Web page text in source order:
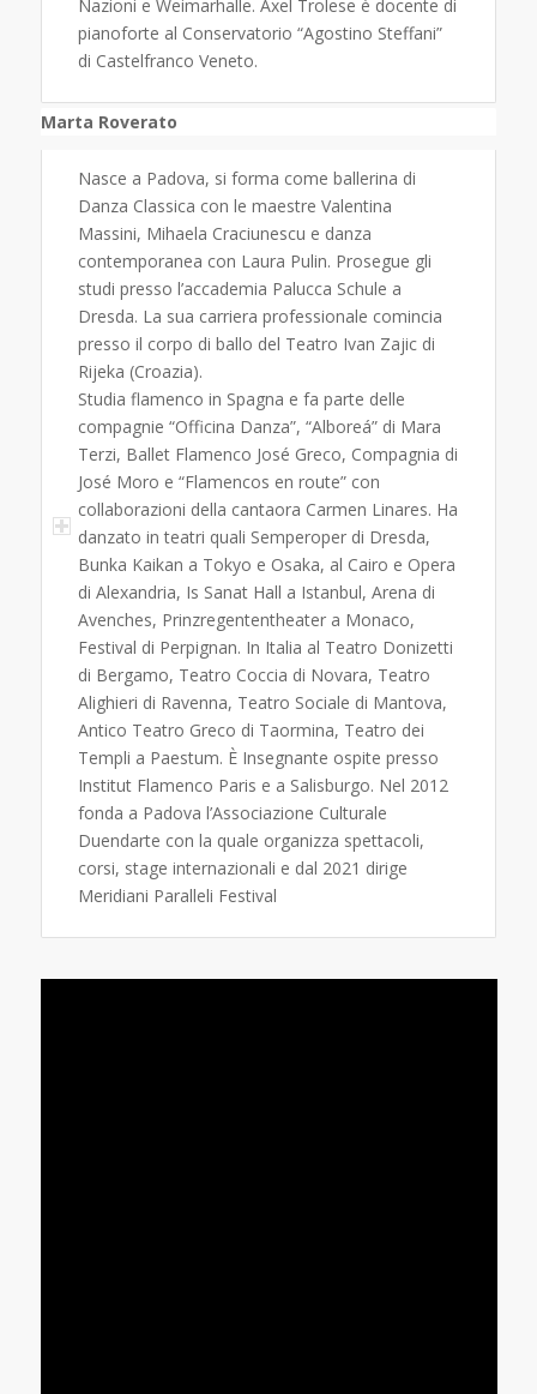
Nazioni e Weimarhalle. Axel Trolese è docente di
pianoforte al Conservatorio “Agostino Steffani”
di Castelfranco Veneto.
Marta Roverato
Nasce a Padova, si forma come ballerina di
Danza Classica con le maestre Valentina
Massini, Mihaela Craciunescu e danza
contemporanea con Laura Pulin. Prosegue gli
studi presso l’accademia Palucca Schule a
Dresda. La sua carriera professionale comincia
presso il corpo di ballo del Teatro Ivan Zajic di
Rijeka (Croazia).
Studia flamenco in Spagna e fa parte delle
compagnie “Officina Danza”, “Alboreá” di Mara
Terzi, Ballet Flamenco José Greco, Compagnia di
José Moro e “Flamencos en route” con
collaborazioni della cantaora Carmen Linares. Ha
danzato in teatri quali Semperoper di Dresda,
Bunka Kaikan a Tokyo e Osaka, al Cairo e Opera
di Alexandria, Is Sanat Hall a Istanbul, Arena di
Avenches, Prinzregententheater a Monaco,
Festival di Perpignan. In Italia al Teatro Donizetti
di Bergamo, Teatro Coccia di Novara, Teatro
Alighieri di Ravenna, Teatro Sociale di Mantova,
Antico Teatro Greco di Taormina, Teatro dei
Templi a Paestum. È Insegnante ospite presso
Institut Flamenco Paris e a Salisburgo. Nel 2012
fonda a Padova l’Associazione Culturale
Duendarte con la quale organizza spettacoli,
corsi, stage internazionali e dal 2021 dirige
Meridiani Paralleli Festival